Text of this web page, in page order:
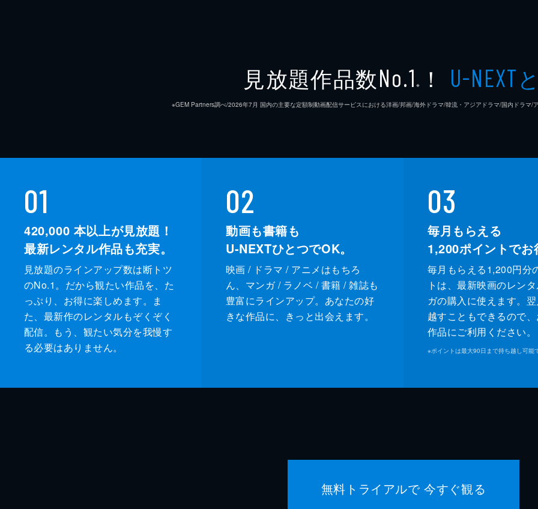
見放題作品数No.1 ※ ！ U-NEXT
※GEM Partners調べ/2026年7⽉ 国内の主要な定額制動画配信サービスにおける洋画/邦画/海外ドラマ/韓流・アジアドラマ/国内ドラマ/
01
420,000 本以上が見放題！
最新レンタル作品も充実。
見放題のラインアップ数は断トツ
のNo.1。だから観たい作品を、た
っぷり、お得に楽しめます。ま
た、最新作のレンタルもぞくぞく
配信。もう、観たい気分を我慢す
る必要はありません。
02
動画も書籍も
U-NEXTひとつでOK。
映画 / ドラマ / アニメはもちろ
ん、マンガ / ラノベ / 書籍 / 雑誌も
豊富にラインアップ。あなたの好
きな作品に、きっと出会えます。
03
毎月もらえる
1,200ポイントでお
毎月もらえる1,200円分
トは、最新映画のレン
ガの購入に使えます。
越すこともできるので
作品にご利用ください。
※ポイントは最大90日まで持ち越し可能
無料トライアルで 今すぐ観る